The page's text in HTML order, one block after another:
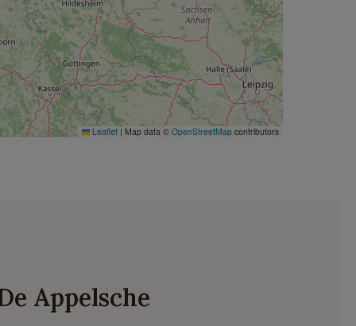
Leaflet | Map data © OpenStreetMap contributors
Appelsche